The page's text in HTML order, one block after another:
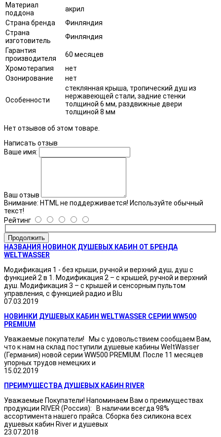
Материал
поддона
акрил
Страна бренда
Финляндия
Страна
изготовитель
Финляндия
Гарантия
производителя
60 месяцев
Хромотерапия
нет
Озонирование
нет
Особенности
стеклянная крыша, тропический душ из
нержавеющей стали, задние стенки
толщиной 6 мм, раздвижные двери
толщиной 8 мм
Нет отзывов об этом товаре.
Написать отзыв
Ваше имя:
Ваш отзыв
Внимание: HTML не поддерживается! Используйте обычный
текст!
Рейтинг
Продолжить
НАЗВАНИЯ НОВИНОК ДУШЕВЫХ КАБИН ОТ БРЕНДА
WELTWASSER
Модификация 1 - без крыши, ручной и верхний душ, душ с
функцией 2 в 1. Модификация 2 – с крышей, ручной и верхний
душ. Модификация 3 – с крышей и сенсорным пультом
управления, с функцией радио и Blu
07.03.2019
НОВИНКИ ДУШЕВЫХ КАБИН WELTWASSER СЕРИИ WW500
PREMIUM
Уважаемые покупатели! Мы с удовольствием сообщаем Вам,
что к нам на склад поступили душевые кабины WeltWasser
(Германия) новой серии WW500 PREMIUM. После 11 месяцев
упорных трудов немецких и
15.02.2019
ПРЕИМУЩЕСТВА ДУШЕВЫХ КАБИН RIVER
Уважаемые Покупатели! Напоминаем Вам о преимуществах
продукции RIVER (Россия): В наличии всегда 98%
ассортимента нашего прайса. Сборка без силикона всех
душевых кабин River и душевых
23.07.2018